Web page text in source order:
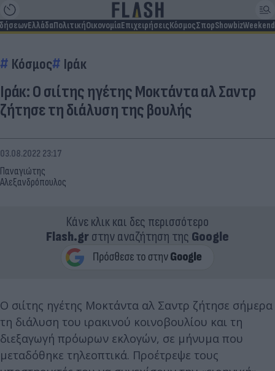
ΕλλάδαΠολιτικήΟικονομίαΕπιχειρήσειςΚόσμοςΣπορShowbizWeekend
Κόσμος Ιράκ
Ιράκ: Ο σιίτης ηγέτης Μοκτάντα αλ Σαντρ
ζήτησε τη διάλυση της βουλής
Παναγιώτης
Αλεξανδρόπουλος
03.08.2022 23:17
Κάνε κλικ και δες περισσότερο
Flash.grστην αναζήτηση της Google
Ο σιίτης ηγέτης Μοκτάντα αλ Σαντρ ζήτησε σήμερα
τη διάλυση του ιρακινού κοινοβουλίου και τη
διεξαγωγή πρόωρων εκλογών, σε μήνυμα που
μεταδόθηκε τηλεοπτικά. Προέτρεψε τους